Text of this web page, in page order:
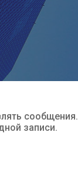
сообщения.
записи.